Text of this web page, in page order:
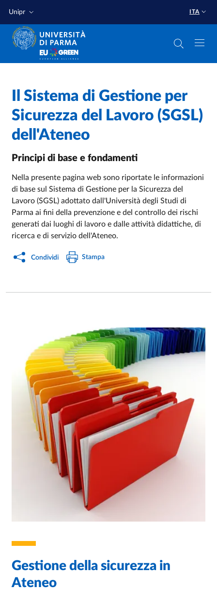
Unipr ITA
Home /
Il Sistema di Gestione per
Sicurezza del Lavoro (SGSL)
dell'Ateneo
Principi di base e fondamenti
Nella presente pagina web sono riportate le informazioni
di base sul Sistema di Gestione per la Sicurezza del
Lavoro (SGSL) adottato dall'Università degli Studi di
Parma ai fini della prevenzione e del controllo dei rischi
generati dai luoghi di lavoro e dalle attività didattiche, di
ricerca e di servizio dell'Ateneo.
Condividi Stampa
Gestione della sicurezza in
Ateneo